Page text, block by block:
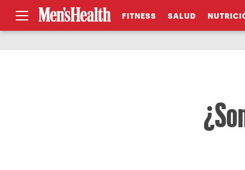
FITNESS SALUD